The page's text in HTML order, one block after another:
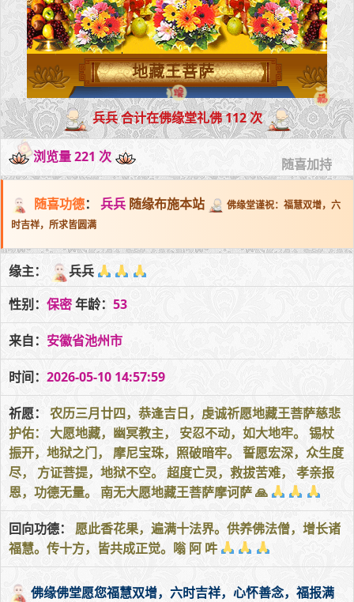
地藏王菩萨
兵兵 合计在佛缘堂礼佛 112 次
浏览量 221 次 随喜加持
随喜功德： 兵兵 随缘布施本站
佛缘堂谨祝：福慧双增，六
时吉祥，所求皆圆满
缘主：
兵兵
性别： 保密年龄： 53
来自： 安徽省池州市
时间： 2026-05-10 14:57:59
祈愿：
农历三月廿四，恭逢吉日，虔诚祈愿地藏王菩萨慈悲
护佑： 大愿地藏，幽冥教主， 安忍不动，如大地牢。 锡杖
振开，地狱之门， 摩尼宝珠，照破暗牢。 誓愿宏深，众生度
尽， 方证菩提，地狱不空。 超度亡灵，救拔苦难， 孝亲报
恩，功德无量。 南无大愿地藏王菩萨摩诃萨 🙏
回向功德： 愿此香花果，遍满十法界。供养佛法僧，增长诸
福慧。传十方，皆共成正觉。嗡 阿 吽
佛缘佛堂愿您福慧双增，六时吉祥，心怀善念，福报满